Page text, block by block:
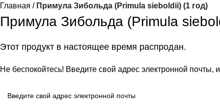
Главная Примула Зибольда (Primula sieboldii) (1 год)
Примула Зибольда (Primula
Этот продукт в настоящее время распродан.
Не беспокойтесь! Введите свой адрес электронной